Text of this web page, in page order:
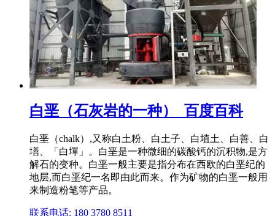
白垩（石灰岩的一种）_百度百科
白垩（chalk）,又称白土粉、白土子、白埴土、白善、白
墡、「白墠」。白垩是一种微细的碳酸钙的沉积物,是方
解石的变种。白垩一般主要是指分布在西欧的白垩纪的
地层,而白垩纪一名即由此而来。作为矿物的白垩一般用
来制造粉笔等产品。
联系电话: 180 3780 8511